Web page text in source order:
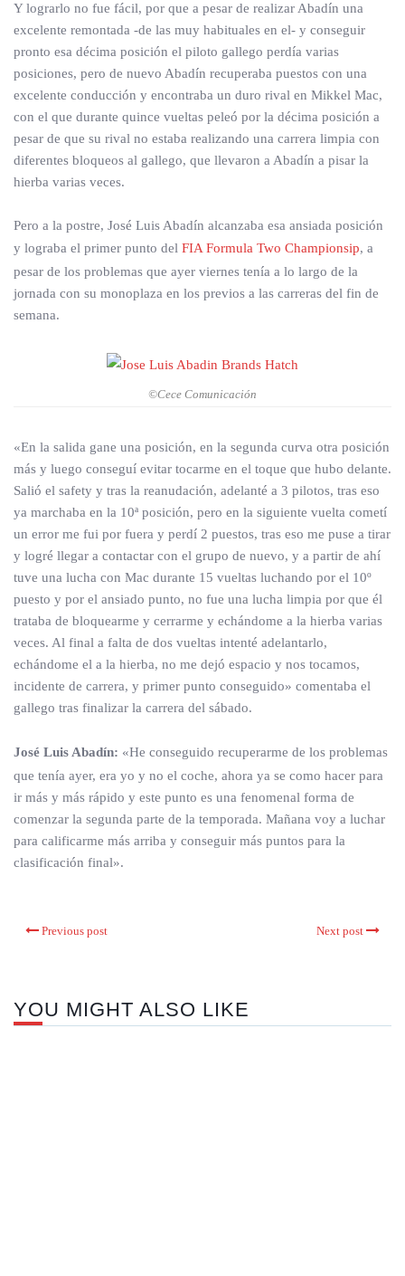
Y lograrlo no fue fácil, por que a pesar de realizar Abadín una
excelente remontada -de las muy habituales en el- y conseguir
pronto esa décima posición el piloto gallego perdía varias
posiciones, pero de nuevo Abadín recuperaba puestos con una
excelente conducción y encontraba un duro rival en Mikkel Mac,
con el que durante quince vueltas peleó por la décima posición a
pesar de que su rival no estaba realizando una carrera limpia con
diferentes bloqueos al gallego, que llevaron a Abadín a pisar la
hierba varias veces.
Pero a la postre, José Luis Abadín alcanzaba esa ansiada posición
y lograba el primer punto del FIA Formula Two Championsip, a
pesar de los problemas que ayer viernes tenía a lo largo de la
jornada con su monoplaza en los previos a las carreras del fin de
semana.
©Cece Comunicación
«En la salida gane una posición, en la segunda curva otra posición
más y luego conseguí evitar tocarme en el toque que hubo delante.
Salió el safety y tras la reanudación, adelanté a 3 pilotos, tras eso
ya marchaba en la 10ª posición, pero en la siguiente vuelta cometí
un error me fui por fuera y perdí 2 puestos, tras eso me puse a tirar
y logré llegar a contactar con el grupo de nuevo, y a partir de ahí
tuve una lucha con Mac durante 15 vueltas luchando por el 10º
puesto y por el ansiado punto, no fue una lucha limpia por que él
trataba de bloquearme y cerrarme y echándome a la hierba varias
veces. Al final a falta de dos vueltas intenté adelantarlo,
echándome el a la hierba, no me dejó espacio y nos tocamos,
incidente de carrera, y primer punto conseguido» comentaba el
gallego tras finalizar la carrera del sábado.
José Luis Abadín: «He conseguido recuperarme de los problemas
que tenía ayer, era yo y no el coche, ahora ya se como hacer para
ir más y más rápido y este punto es una fenomenal forma de
comenzar la segunda parte de la temporada. Mañana voy a luchar
para calificarme más arriba y conseguir más puntos para la
clasificación final».
Previous post Next post
YOU MIGHT ALSO LIKE